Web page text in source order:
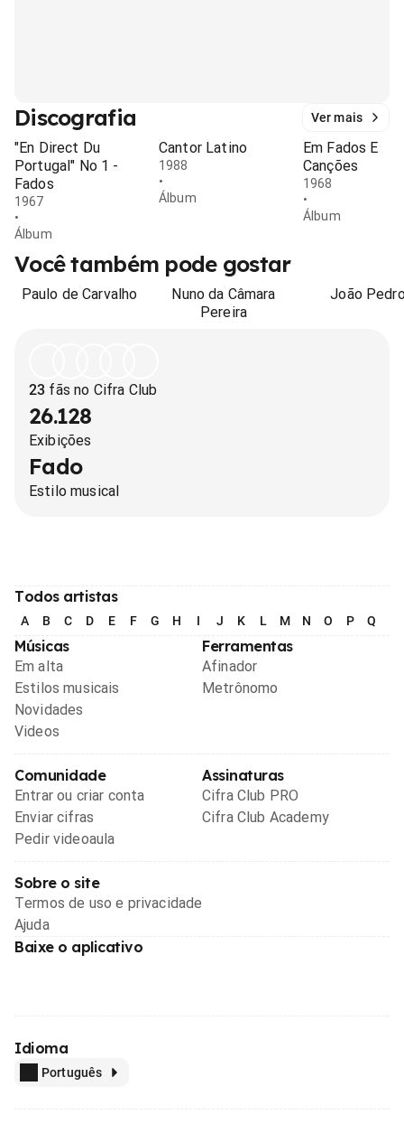
Discografia Ver mais
"En Direct Du
Portugal" No 1 -
Fados
1967
•
Álbum
Cantor Latino
1988
•
Álbum
Em Fados E
Canções
1968
•
Álbum
Você também pode gostar
Paulo de Carvalho
Nuno da Câmara
Pereira
João
23 fãs no Cifra Club
26.128
Exibições
Fado
Estilo musical
Todos artistas
A B C D E F G H I J K L M N O P Q
Músicas
Em alta
Estilos musicais
Novidades
Videos
Ferramentas
Afinador
Metrônomo
Comunidade
Entrar ou criar conta
Enviar cifras
Pedir videoaula
Assinaturas
Cifra Club PRO
Cifra Club Academy
Sobre o site
Termos de uso e privacidade
Ajuda
Baixe o aplicativo
Idioma
Português